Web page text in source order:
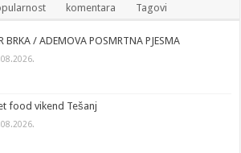
komentara Tagovi
BRKA / ADEMOVA POSMRTNA PJESMA
food vikend Tešanj